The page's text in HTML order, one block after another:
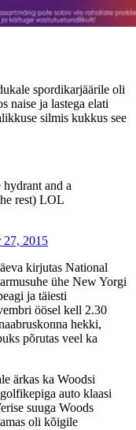
spordikarjäärile oli
naise ja lastega elati
silmis kukkus see
and a
rest) LOL
27, 2015
kirjutas National
ühe New Yorgi
ja täiesti
öösel kell 2.30
hekki,
põrutas veel ka
ärkas ka Woodsi
auto klaasi
suuga Woods
oli kõigile